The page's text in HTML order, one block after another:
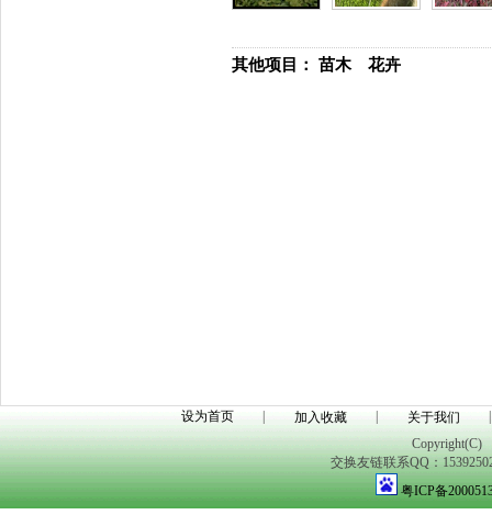
其他项目： 苗木 花卉
设为首页 加入收藏 关于我们
Copyright(C)
交换友链联系QQ：
粤ICP备